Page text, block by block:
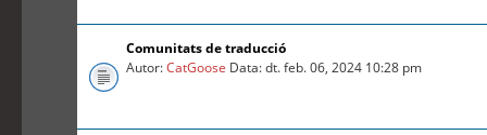
Comunitats de traducció
Autor:CatGoose Data: dt. feb. 06, 2024 10:28 pm